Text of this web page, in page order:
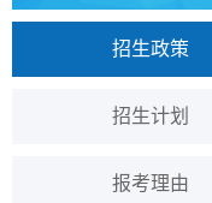
招生政策
招生计划
报考理由